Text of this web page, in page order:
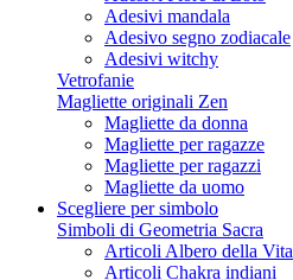
Adesivi mandala
Adesivo segno zodiacale
Adesivi witchy
Vetrofanie
Magliette originali Zen
Magliette da donna
Magliette per ragazze
Magliette per ragazzi
Magliette da uomo
Scegliere per simbolo
Simboli di Geometria Sacra
Articoli Albero della Vita
Articoli Chakra indiani